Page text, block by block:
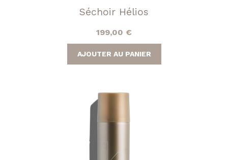
Séchoir Hélios
199,00 €
AJOUTER AU PANIER